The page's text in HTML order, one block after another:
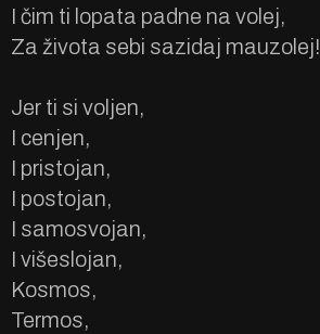
I čim ti lopata padne na volej,
Za života sebi sazidaj mauzolej!
Jer ti si voljen,
I cenjen,
I pristojan,
I postojan,
I samosvojan,
I višeslojan,
Kosmos,
Termos,